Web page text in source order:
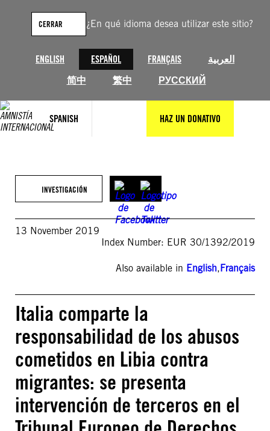
¿En qué idioma desea utilizar este sitio?
ENGLISH ESPAÑOL FRANÇAIS
العربية
简中
繁中 РУССКИЙ
CERRAR
SPANISH HAZ UN DONATIVO
contenido
INVESTIGACIÓN
13 November 2019
Index Number: EUR 30/1392/2019
Also available in English,Français
Italia comparte la
responsabilidad de los abusos
cometidos en Libia contra
migrantes: se presenta
intervención de terceros en el